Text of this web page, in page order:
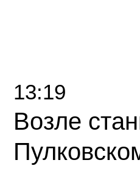
13:19
Возле